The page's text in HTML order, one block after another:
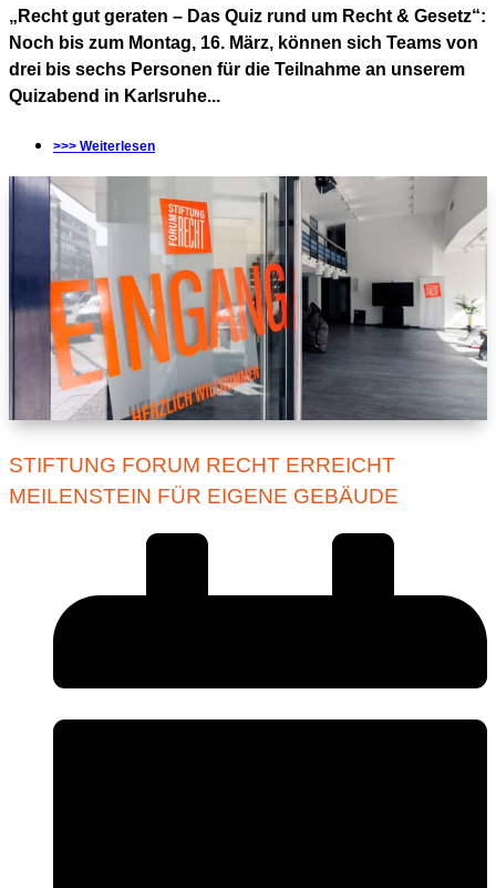
„Recht gut geraten – Das Quiz rund um Recht & Gesetz“:
Noch bis zum Montag, 16. März, können sich Teams von
drei bis sechs Personen für die Teilnahme an unserem
Quizabend in Karlsruhe...
>>> Weiterlesen
STIFTUNG FORUM RECHT ERREICHT
MEILENSTEIN FÜR EIGENE GEBÄUDE